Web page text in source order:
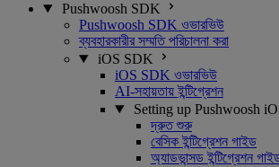
Pushwoosh SDK
Pushwoosh SDK ওভারভিউ
ব্যবহারকারীর সম্মতি পরিচালনা করা
iOS SDK
iOS SDK ওভারভিউ
AI-সহায়তায় ইন্টিগ্রেশন
Setting up Pushwoosh
দ্রুত শুরু
বেসিক ইন্টিগ্রেশন গাইড
অ্যাডভান্সড ইন্টিগ্রেশন